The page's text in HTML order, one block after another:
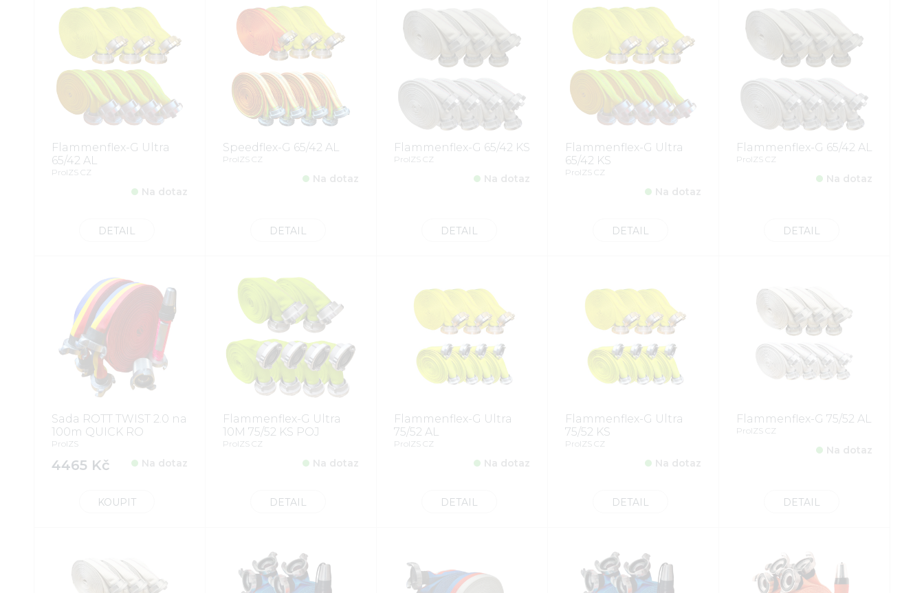
Flammenflex-G Ultra
65/42 AL
ProIZS CZ
Na dotaz
DETAIL
Speedflex-G 65/42 AL
ProIZS CZ
Na dotaz
DETAIL
Flammenflex-G 65/42 KS
ProIZS CZ
Na dotaz
DETAIL
Flammenflex-G Ultra
65/42 KS
ProIZS CZ
Na dotaz
DETAIL
Flammenflex-G 65/42 AL
ProIZS CZ
Na dotaz
DETAIL
Sada ROTT TWIST 2.0 na
100m QUICK RO
ProIZS
4465 Kč Na dotaz
KOUPIT
Flammenflex-G Ultra
10M 75/52 KS POJ
ProIZS CZ
Na dotaz
DETAIL
Flammenflex-G Ultra
75/52 AL
ProIZS CZ
Na dotaz
DETAIL
Flammenflex-G Ultra
75/52 KS
ProIZS CZ
Na dotaz
DETAIL
Flammenflex-G 75/52 AL
ProIZS CZ
Na dotaz
DETAIL